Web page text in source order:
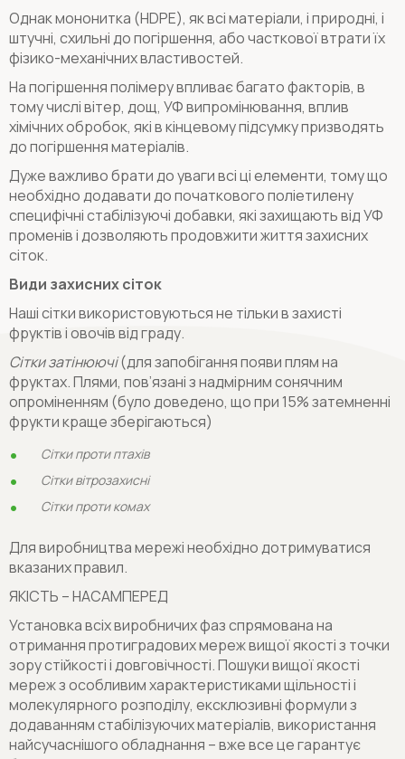
Однак мононитка (HDPE), як всі матеріали, і природні, і
штучні, схильні до погіршення, або часткової втрати їх
фізико-механічних властивостей.
На погіршення полімеру впливає багато факторів, в
тому числі вітер, дощ, УФ випромінювання, вплив
хімічних обробок, які в кінцевому підсумку призводять
до погіршення матеріалів.
Дуже важливо брати до уваги всі ці елементи, тому що
необхідно додавати до початкового поліетилену
специфічні стабілізуючі добавки, які захищають від УФ
променів і дозволяють продовжити життя захисних
сіток.
Види захисних сіток
Наші сітки використовуються не тільки в захисті
фруктів і овочів від граду.
Сітки затінюючі(для запобігання появи плям на
фруктах. Плями, пов’язані з надмірним сонячним
опроміненням (було доведено, що при 15% затемненні
фрукти краще зберігаються)
Сітки проти птахів
Сітки вітрозахисні
Сітки проти комах
Для виробництва мережі необхідно дотримуватися
вказаних правил.
ЯКІСТЬ – НАСАМПЕРЕД
Установка всіх виробничих фаз спрямована на
отримання протиградових мереж вищої якості з точки
зору стійкості і довговічності. Пошуки вищої якості
мереж з особливим характеристиками щільності і
молекулярного розподілу, ексклюзивні формули з
додаванням стабілізуючих матеріалів, використання
найсучаснішого обладнання – вже все це гарантує